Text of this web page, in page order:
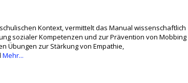
Kontext, vermittelt das Manual wissenschaftlich
sozialer Kompetenzen und zur Prävention von Mobbing
Übungen zur Stärkung von Empathie,
Mehr...